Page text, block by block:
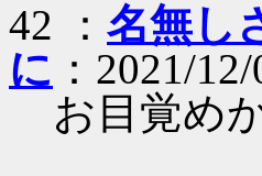
42 ： 名無し
に ：2021/
お目覚め